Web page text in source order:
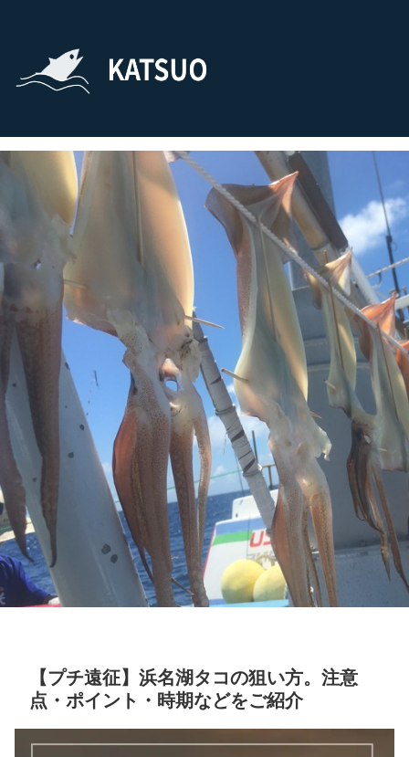
【プチ遠征】浜名湖タコの狙い方。注意
点・ポイント・時期などをご紹介